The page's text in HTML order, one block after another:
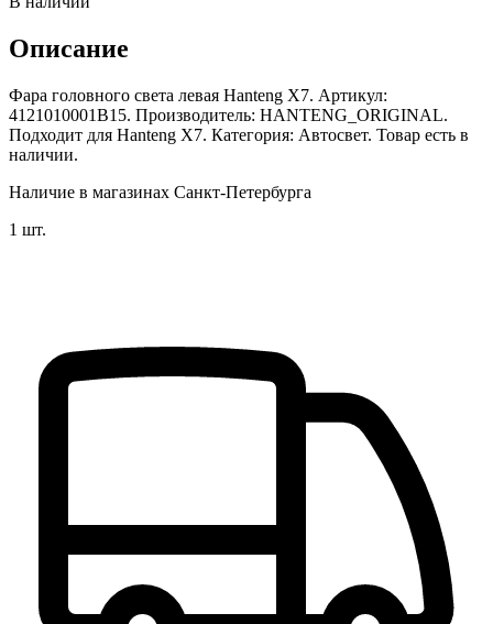
Описание
Фара головного света левая Hanteng X7. Артикул:
4121010001B15. Производитель: HANTENG_ORIGINAL.
Подходит для Hanteng X7. Категория: Автосвет. Товар есть в
наличии.
Наличие в магазинах Санкт-Петербурга
1 шт.